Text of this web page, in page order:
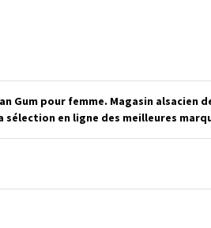
Gum pour femme. Magasin alsacien
en ligne des meilleures